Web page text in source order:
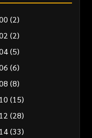
(2)
(2)
(5)
(6)
(8)
(15)
(28)
(33)